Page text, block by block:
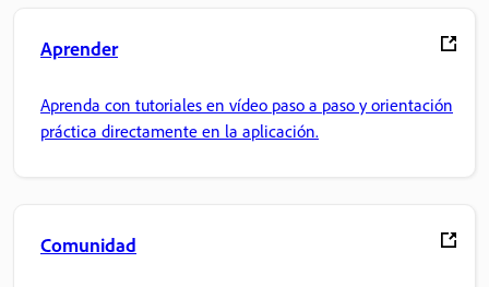
Aprender
Aprenda con tutoriales en vídeo paso a paso y orientación
práctica directamente en la aplicación.
Comunidad